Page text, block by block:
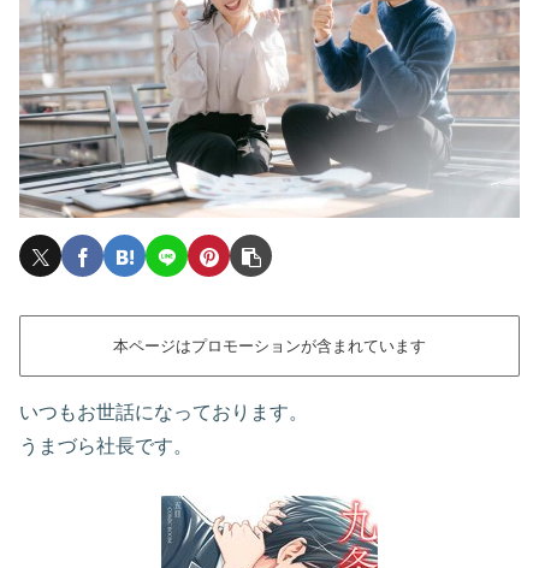
本ページはプロモーションが含まれています
いつもお世話になっております。
うまづら社長です。